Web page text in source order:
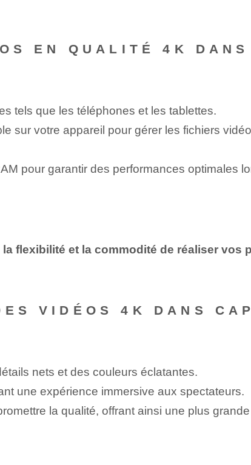
EN QUALITÉ 4K DANS
tels que les téléphones et les tablettes.
sur votre appareil pour gérer les fichiers
pour garantir des performances optimales
flexibilité et la commodité de réaliser vos
VIDÉOS 4K DANS
nets et des couleurs éclatantes.
une expérience immersive aux spectateurs.
la qualité, offrant ainsi une plus